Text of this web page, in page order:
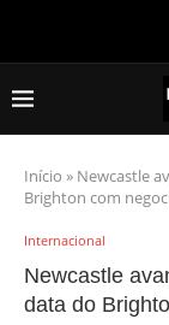
Início » Newcastle
Brighton com
Internacional
Newcastle
data do